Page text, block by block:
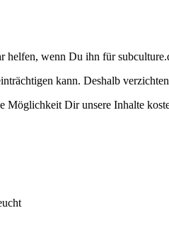
helfen, wenn Du ihn für
kann. Deshalb
Möglichkeit Dir unsere Inhalte